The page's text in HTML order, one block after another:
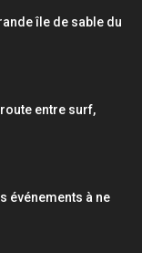
île de sable du
entre surf,
événements à ne